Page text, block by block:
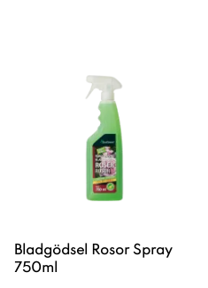
Bladgödsel Rosor Spray
750ml